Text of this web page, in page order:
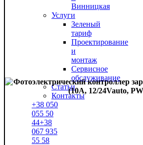
Винницкая
Услуги
Зеленый
тариф
Проектирование
и
монтаж
Сервисное
обслуживание
Статьи
Контакты
+38 050
055 50
44+38
067 935
55 58